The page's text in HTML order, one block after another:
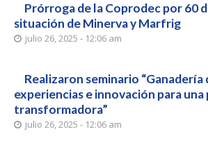
Prórroga de la Coprodec por 60
situación de Minerva y Marfrig
julio 26, 2025 - 12:06 am
Realizaron seminario “Ganadería
experiencias e innovación para
transformadora”
julio 26, 2025 - 12:06 am